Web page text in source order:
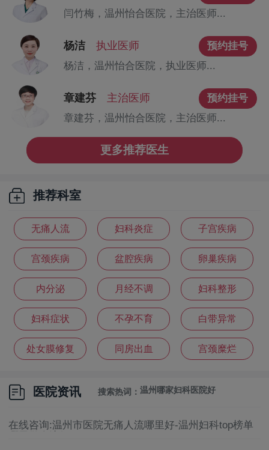
闫竹梅，温州怡合医院，主治医师...
杨洁 执业医师
预约挂号
杨洁，温州怡合医院，执业医师...
章建芬 主治医师
预约挂号
章建芬，温州怡合医院，主治医师...
更多推荐医生
推荐科室
无痛人流 妇科炎症 子宫疾病
宫颈疾病 盆腔疾病 卵巢疾病
内分泌 月经不调 妇科整形
妇科症状 不孕不育 白带异常
处女膜修复 同房出血 宫颈糜烂
医院资讯 搜索热词：
温州妇科医院排名
温州妇科医院哪家好
温州妇科医院
温州哪家妇科医院好
温州妇科医院怎么选
在线咨询:温州市医院无痛人流哪里好-温州妇科top榜单